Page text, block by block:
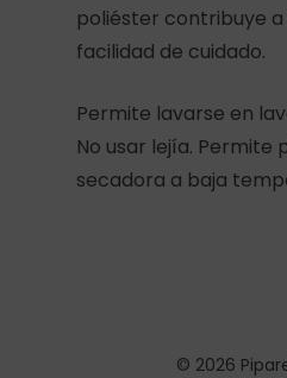
poliéster contribuye
facilidad de cuidado.
Permite lavarse en
No usar lejía. Permite
secadora a baja
© 2026